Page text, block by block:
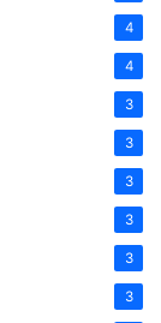
4
4
3
3
3
3
3
3